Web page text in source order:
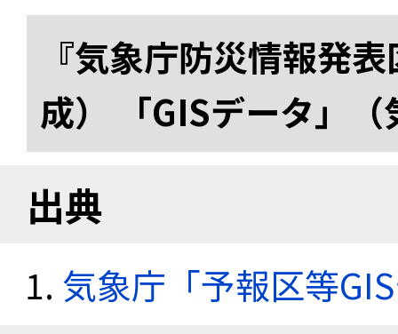
『気象庁防災情報発
成） 「GISデータ」
出典
気象庁「予報区等